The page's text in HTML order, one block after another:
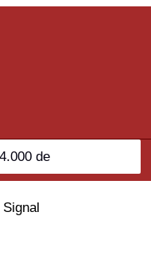
Signal